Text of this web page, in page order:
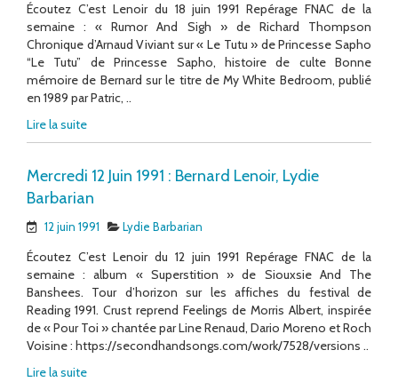
Écoutez C’est Lenoir du 18 juin 1991 Repérage FNAC de la
semaine : « Rumor And Sigh » de Richard Thompson
Chronique d’Arnaud Viviant sur « Le Tutu » de Princesse Sapho
“Le Tutu” de Princesse Sapho, histoire de culte Bonne
mémoire de Bernard sur le titre de My White Bedroom, publié
en 1989 par Patric, ..
Lire la suite
Mercredi 12 Juin 1991 : Bernard Lenoir, Lydie
Barbarian
12 juin 1991 Lydie Barbarian
Écoutez C’est Lenoir du 12 juin 1991 Repérage FNAC de la
semaine : album « Superstition » de Siouxsie And The
Banshees. Tour d’horizon sur les affiches du festival de
Reading 1991. Crust reprend Feelings de Morris Albert, inspirée
de « Pour Toi » chantée par Line Renaud, Dario Moreno et Roch
Voisine : https://secondhandsongs.com/work/7528/versions ..
Lire la suite